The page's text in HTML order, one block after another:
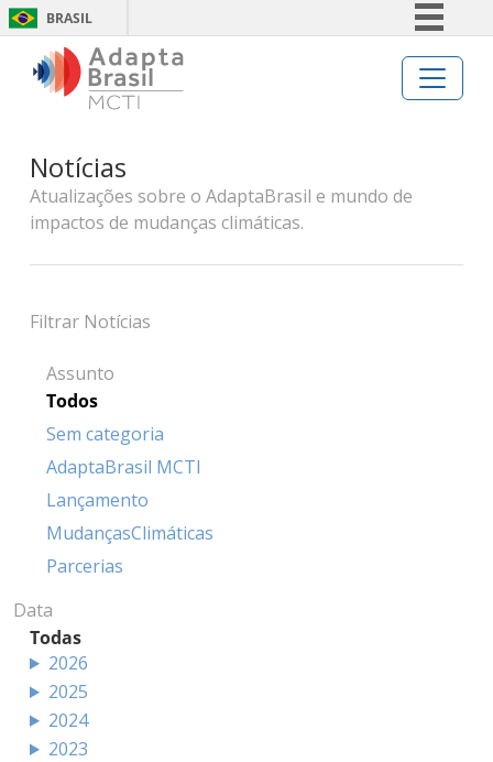
BRASIL
Legislação
Notícias
Atualizações sobre o AdaptaBrasil e mundo de
impactos de mudanças climáticas.
Filtrar Notícias
Assunto
Todos
Sem categoria
AdaptaBrasil MCTI
Lançamento
MudançasClimáticas
Parcerias
Data
Todas
2026
2025
2024
2023